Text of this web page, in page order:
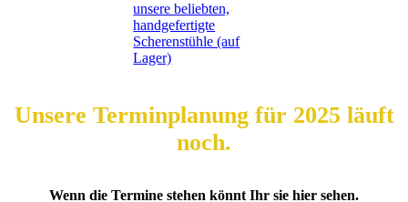
unsere beliebten,
handgefertigte
Scherenstühle (auf
Lager)
Unsere Terminplanung für 2025 läuft
noch.
Wenn die Termine stehen könnt Ihr sie hier sehen.